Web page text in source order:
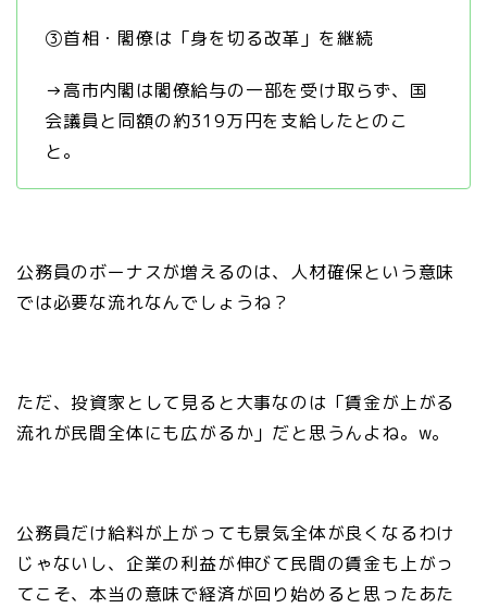
③首相・閣僚は「身を切る改革」を継続
→高市内閣は閣僚給与の一部を受け取らず、国
会議員と同額の約319万円を支給したとのこ
と。
公務員のボーナスが増えるのは、人材確保という意味
では必要な流れなんでしょうね？
ただ、投資家として見ると大事なのは「賃金が上がる
流れが民間全体にも広がるか」だと思うんよね。w。
公務員だけ給料が上がっても景気全体が良くなるわけ
じゃないし、企業の利益が伸びて民間の賃金も上がっ
てこそ、本当の意味で経済が回り始めると思ったあた